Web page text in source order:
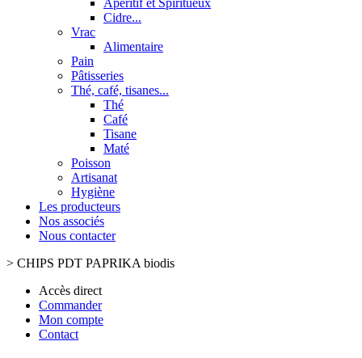
Apéritif et Spiritueux
Cidre...
Vrac
Alimentaire
Pain
Pâtisseries
Thé, café, tisanes...
Thé
Café
Tisane
Maté
Poisson
Artisanat
Hygiène
Les producteurs
Nos associés
Nous contacter
> CHIPS PDT PAPRIKA biodis
Accès direct
Commander
Mon compte
Contact